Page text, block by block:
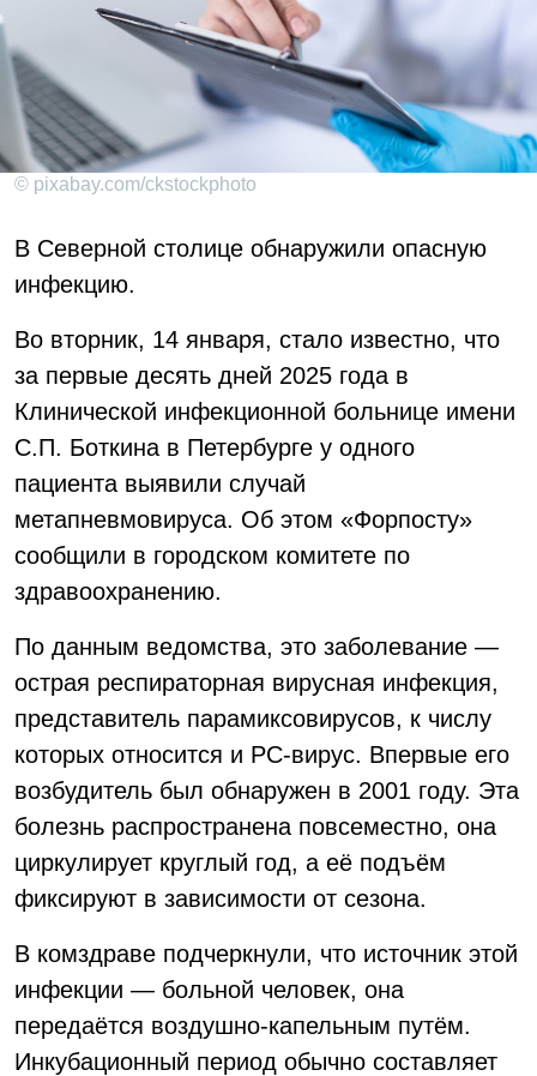
© pixabay.com/ckstockphoto
В Северной столице обнаружили опасную
инфекцию.
Во вторник, 14 января, стало известно, что
за первые десять дней 2025 года в
Клинической инфекционной больнице имени
С.П. Боткина в Петербурге у одного
пациента выявили случай
метапневмовируса. Об этом «Форпосту»
сообщили в городском комитете по
здравоохранению.
По данным ведомства, это заболевание —
острая респираторная вирусная инфекция,
представитель парамиксовирусов, к числу
которых относится и РС-вирус. Впервые его
возбудитель был обнаружен в 2001 году. Эта
болезнь распространена повсеместно, она
циркулирует круглый год, а её подъём
фиксируют в зависимости от сезона.
В комздраве подчеркнули, что источник этой
инфекции — больной человек, она
передаётся воздушно-капельным путём.
Инкубационный период обычно составляет